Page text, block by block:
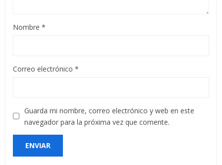
Nombre *
Correo electrónico *
Guarda mi nombre, correo electrónico y web en este
navegador para la próxima vez que comente.